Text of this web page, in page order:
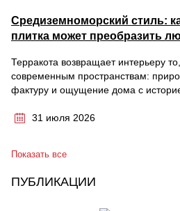
Средиземноморский стиль:
плитка может преобразить
Терракота возвращает интерьеру
современным пространствам:
фактуру и ощущение дома с
31 июля 2026
Показать все
ПУБЛИКАЦИИ